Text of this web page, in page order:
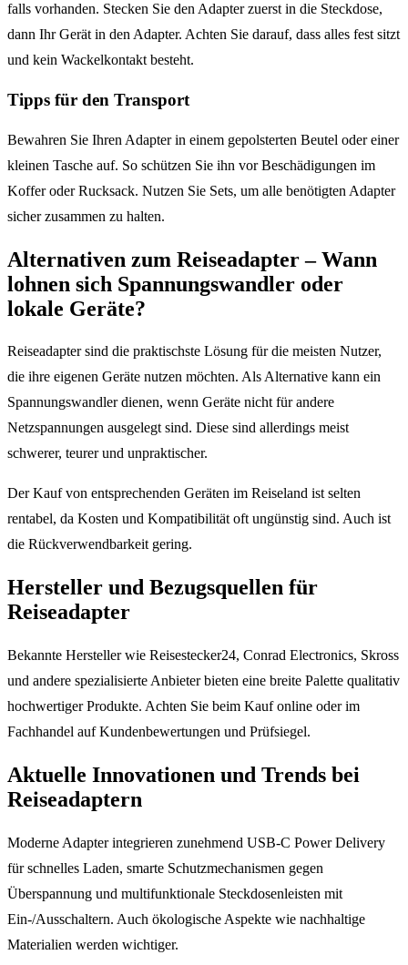
falls vorhanden. Stecken Sie den Adapter zuerst in die Steckdose,
dann Ihr Gerät in den Adapter. Achten Sie darauf, dass alles fest sitzt
und kein Wackelkontakt besteht.
Tipps für den Transport
Bewahren Sie Ihren Adapter in einem gepolsterten Beutel oder einer
kleinen Tasche auf. So schützen Sie ihn vor Beschädigungen im
Koffer oder Rucksack. Nutzen Sie Sets, um alle benötigten Adapter
sicher zusammen zu halten.
Alternativen zum Reiseadapter – Wann
lohnen sich Spannungswandler oder
lokale Geräte?
Reiseadapter sind die praktischste Lösung für die meisten Nutzer,
die ihre eigenen Geräte nutzen möchten. Als Alternative kann ein
Spannungswandler dienen, wenn Geräte nicht für andere
Netzspannungen ausgelegt sind. Diese sind allerdings meist
schwerer, teurer und unpraktischer.
Der Kauf von entsprechenden Geräten im Reiseland ist selten
rentabel, da Kosten und Kompatibilität oft ungünstig sind. Auch ist
die Rückverwendbarkeit gering.
Hersteller und Bezugsquellen für
Reiseadapter
Bekannte Hersteller wie Reisestecker24, Conrad Electronics, Skross
und andere spezialisierte Anbieter bieten eine breite Palette qualitativ
hochwertiger Produkte. Achten Sie beim Kauf online oder im
Fachhandel auf Kundenbewertungen und Prüfsiegel.
Aktuelle Innovationen und Trends bei
Reiseadaptern
Moderne Adapter integrieren zunehmend USB-C Power Delivery
für schnelles Laden, smarte Schutzmechanismen gegen
Überspannung und multifunktionale Steckdosenleisten mit
Ein-/Ausschaltern. Auch ökologische Aspekte wie nachhaltige
Materialien werden wichtiger.